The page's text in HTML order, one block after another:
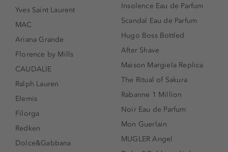
Yves Saint Laurent
MAC
Ariana Grande
Florence by Mills
CAUDALIE
Ralph Lauren
Elemis
Filorga
Redken
Dolce&Gabbana
Insolence Eau de Parfum
Scandal Eau de Parfum
Hugo Boss Bottled
After Shave
Maison Margiela Replica
The Ritual of Sakura
Rabanne 1 Million
Noir Eau de Parfum
Mon Guerlain
MUGLER Angel